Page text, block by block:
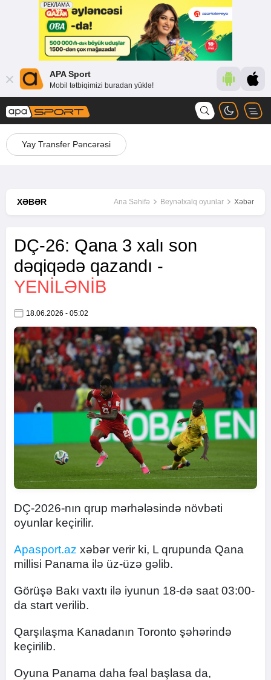
APA Sport
Mobil tətbiqimizi buradan yüklə!
Yay Transfer Pəncərəsi
XƏBƏR Ana Səhifə Beynəlxalq oyunlar Xəbər
DÇ-26: Qana 3 xalı son
dəqiqədə qazandı -
YENİLƏNİB
18.06.2026 - 05:02
DÇ-2026-nın qrup mərhələsində növbəti
oyunlar keçirilir.
Apasport.az xəbər verir ki, L qrupunda Qana
millisi Panama ilə üz-üzə gəlib.
Görüşə Bakı vaxtı ilə iyunun 18-də saat 03:00-
da start verilib.
Qarşılaşma Kanadanın Toronto şəhərində
keçirilib.
Oyuna Panama daha fəal başlasa da,